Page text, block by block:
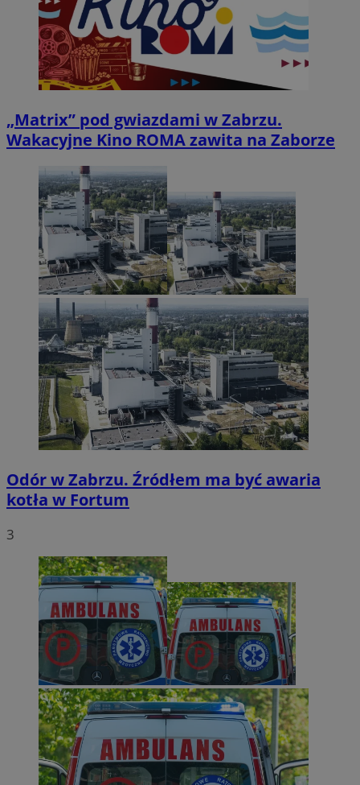
„Matrix” pod gwiazdami w Zabrzu.
Wakacyjne Kino ROMA zawita na Zaborze
Odór w Zabrzu. Źródłem ma być awaria
kotła w Fortum
3